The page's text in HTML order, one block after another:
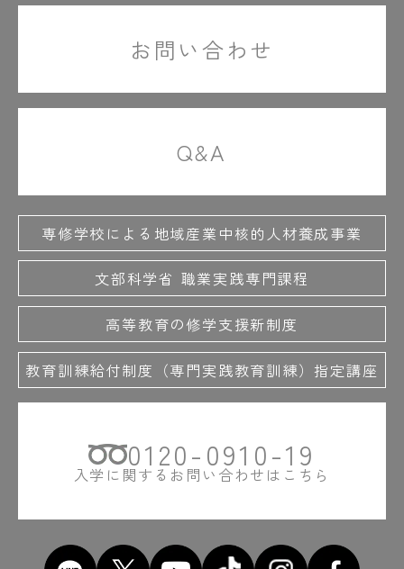
0120-0910-19
入学に関するお問い合わせはこちら
お問い合わせ
Q&A
専修学校による地域産業中核的人材養成事業
文部科学省 職業実践専門課程
高等教育の修学支援新制度
教育訓練給付制度（専門実践教育訓練）指定講座